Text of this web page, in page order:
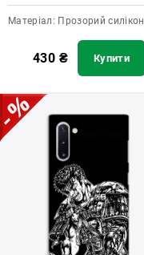
Матеріал: Прозорий силікон
430 ₴ Купити